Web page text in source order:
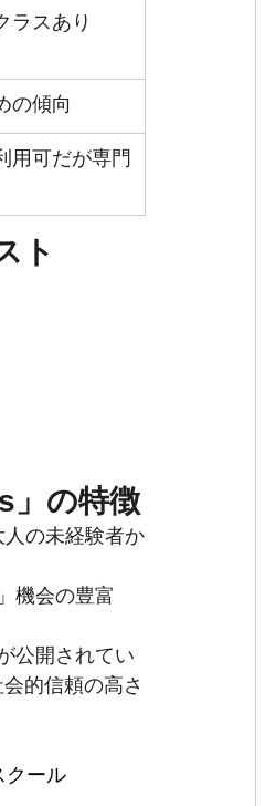
ラスあり
の傾向
用可だが専門
ト
」の特徴
人の未経験者か
機会の豊富
公開されてい
的信頼の高さ
クール